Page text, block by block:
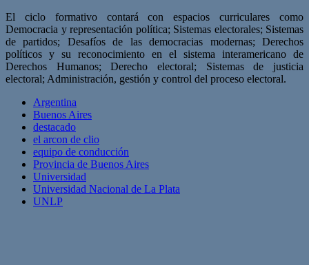
El ciclo formativo contará con espacios curriculares como
Democracia y representación política; Sistemas electorales; Sistemas
de partidos; Desafíos de las democracias modernas; Derechos
políticos y su reconocimiento en el sistema interamericano de
Derechos Humanos; Derecho electoral; Sistemas de justicia
electoral; Administración, gestión y control del proceso electoral.
Argentina
Buenos Aires
destacado
el arcon de clio
equipo de conducción
Provincia de Buenos Aires
Universidad
Universidad Nacional de La Plata
UNLP